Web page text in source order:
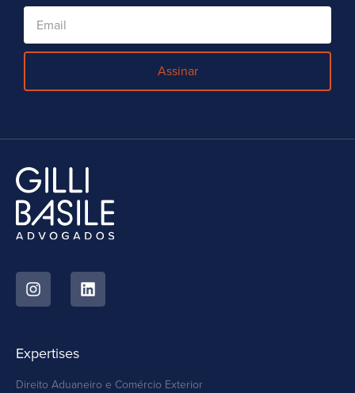
Assinar
Expertises
Direito Aduaneiro e Comércio Exterior